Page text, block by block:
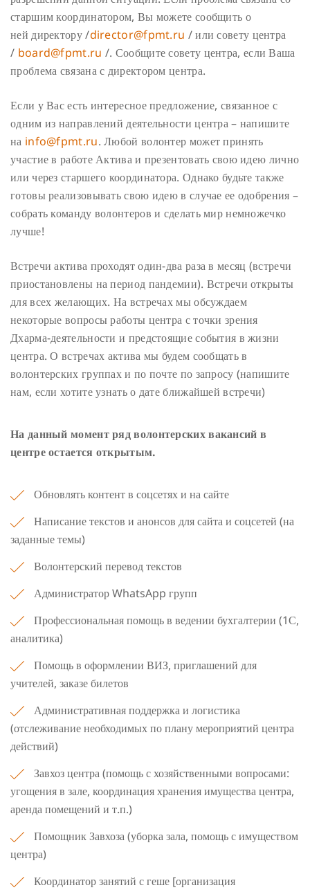
старшим координатором, Вы можете сообщить о
ней директору /director@fpmt.ru / или совету центра
/ board@fpmt.ru /. Сообщите совету центра, если Ваша
проблема связана с директором центра.
Если у Вас есть интересное предложение, связанное с
одним из направлений деятельности центра – напишите
на info@fpmt.ru. Любой волонтер может принять
участие в работе Актива и презентовать свою идею лично
или через старшего координатора. Однако будьте также
готовы реализовывать свою идею в случае ее одобрения –
собрать команду волонтеров и сделать мир немножечко
лучше!
Встречи актива проходят один-два раза в месяц (встречи
приостановлены на период пандемии). Встречи открыты
для всех желающих. На встречах мы обсуждаем
некоторые вопросы работы центра с точки зрения
Дхарма-деятельности и предстоящие события в жизни
центра. О встречах актива мы будем сообщать в
волонтерских группах и по почте по запросу (напишите
нам, если хотите узнать о дате ближайшей встречи)
На данный момент ряд волонтерских вакансий в
центре остается открытым.
Обновлять контент в соцсетях и на сайте
Написание текстов и анонсов для сайта и соцсетей (на
заданные темы)
Волонтерский перевод текстов
Администратор WhatsApp групп
Профессиональная помощь в ведении бухгалтерии (1С,
аналитика)
Помощь в оформлении ВИЗ, приглашений для
учителей, заказе билетов
Административная поддержка и логистика
(отслеживание необходимых по плану мероприятий центра
действий)
Завхоз центра (помощь с хозяйственными вопросами:
угощения в зале, координация хранения имущества центра,
аренда помещений и т.п.)
Помощник Завхоза (уборка зала, помощь с имуществом
центра)
Координатор занятий с геше [организация